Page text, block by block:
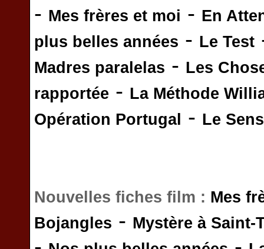
- Mes frères et moi - En
plus belles années - Le Test
Madres paralelas - Les
rapportée - La Méthode
Opération Portugal
- Le
Nouvelles fiches film : Mes
Bojangles - Mystère à Saint-